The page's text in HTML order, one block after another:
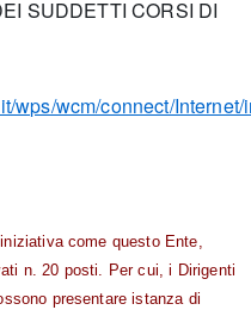
SUDDETTI CORSI DI
wps/wcm/connect/
come questo Ente,
n. 20 posti. Per cui, i Dirigenti
presentare istanza di